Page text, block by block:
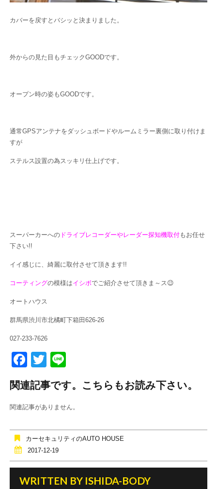
カバーを戻すとバシッと決まりました。
外からの見た目もチェックGOODです。
オープン時の姿もGOODです。
通常GPSアンテナをダッシュボードやルームミラー裏側に取り付けま
すが
ステルス設置の為スッキリ仕上げです。
スーパーカーへの ドライブレコーダーやレーダー探知機取付もお任せ
下さい!!
イイ感じに、綺麗に取付させて頂きます!!
コーティングの模様はイシボでご紹介させて頂きま～ス😉
オートハウス
群馬県渋川市北橘町下箱田626-26
027-233-7626
F
a
c
e
o
o
k
T
tt
er
e
関連記事です。こちらもお読み下さい。
関連記事がありません。
カーセキュリティのAUTO HOUSE
2017-12-19
WRITTEN BY ISHIDA-BODY